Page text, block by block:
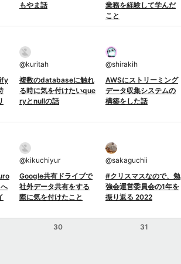
もやま話
業務を経験して学んだ
こと
@kuritah
複数のdatabaseに触れ
る時に気を付けたいque
ryとnullの話
@shirakih
AWSにストリーミング
データ収集システムの
構築をした話
@kikuchiyur
Google共有ドライブで
社外データ共有をする
際に気を付けたこと
@sakaguchii
#クリスマスなので、勉
強会運営委員会の1年を
振り返る 2022
30 31